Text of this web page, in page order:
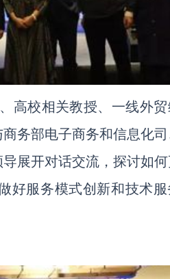
高校相关教授、一线外
务部电子商务和信息化
展开对话交流，探讨如
好服务模式创新和技术